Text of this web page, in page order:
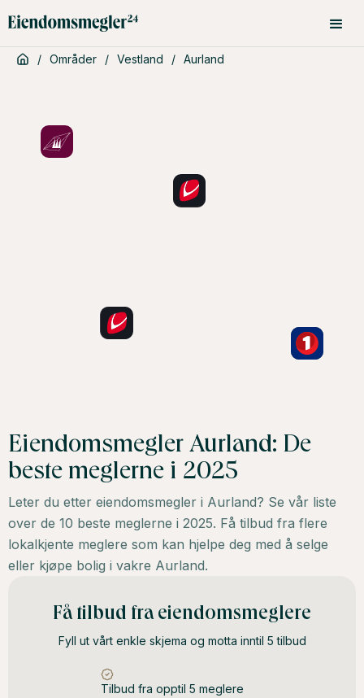
/ Områder / Vestland / Aurland
Eiendomsmegler Aurland: De
beste meglerne i 2025
Leter du etter eiendomsmegler i Aurland? Se vår liste
over de 10 beste meglerne i 2025. Få tilbud fra flere
lokalkjente meglere som kan hjelpe deg med å selge
eller kjøpe bolig i vakre Aurland.
Få tilbud fra eiendomsmeglere
Fyll ut vårt enkle skjema og motta inntil 5 tilbud
Tilbud fra opptil 5 meglere